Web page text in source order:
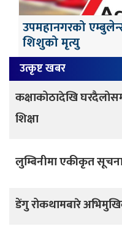
उपमहानगरको
शिशुको मृत्यु
उत्कृष्ट खबर
कक्षाकोठादेखि
शिक्षा
लुम्बिनीमा एकीकृत
डेंगु रोकथामबारे